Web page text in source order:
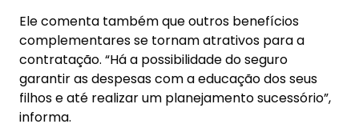
Ele comenta também que outros benefícios
complementares se tornam atrativos para a
contratação. “Há a possibilidade do seguro
garantir as despesas com a educação dos seus
filhos e até realizar um planejamento sucessório”,
informa.